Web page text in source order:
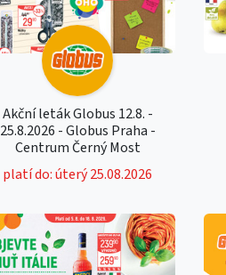
Akční leták Globus 12.8. -
25.8.2026 - Globus Praha -
Centrum Černý Most
platí do: úterý 25.08.2026